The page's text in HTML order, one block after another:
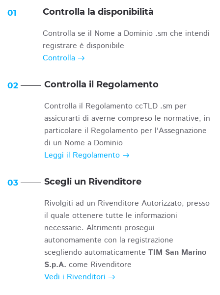
01 Controlla la disponibilità
Controlla se il Nome a Dominio .sm che intendi
registrare è disponibile
Controlla
02 Controlla il Regolamento
Controlla il Regolamento ccTLD .sm per
assicurarti di averne compreso le normative, in
particolare il Regolamento per l'Assegnazione
di un Nome a Dominio
Leggi il Regolamento
03 Scegli un Rivenditore
Rivolgiti ad un Rivenditore Autorizzato, presso
il quale ottenere tutte le informazioni
necessarie. Altrimenti prosegui
autonomamente con la registrazione
scegliendo automaticamente TIM San Marino
S.p.A. come Rivenditore
Vedi i Rivenditori